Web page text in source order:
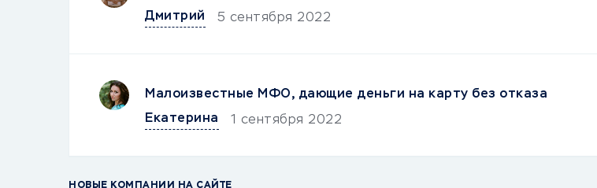
Дмитрий
5 сентября 2022
Малоизвестные МФО, дающие деньги на карту без отказа
Екатерина
1 сентября 2022
НОВЫЕ КОМПАНИИ НА САЙТЕ